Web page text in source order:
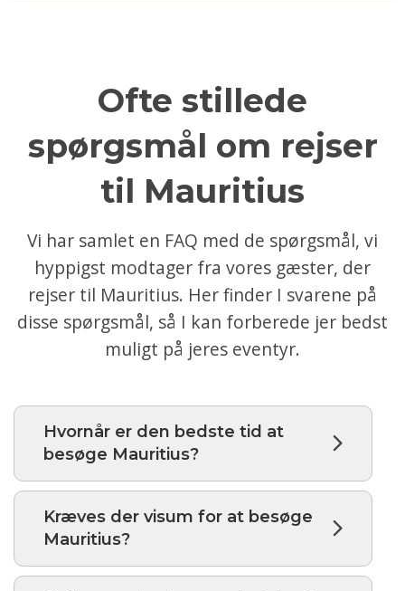
Ofte stillede
spørgsmål om rejser
til Mauritius
Vi har samlet en FAQ med de spørgsmål, vi
hyppigst modtager fra vores gæster, der
rejser til Mauritius. Her finder I svarene på
disse spørgsmål, så I kan forberede jer bedst
muligt på jeres eventyr.
Hvornår er den bedste tid at
besøge Mauritius?
Kræves der visum for at besøge
Mauritius?